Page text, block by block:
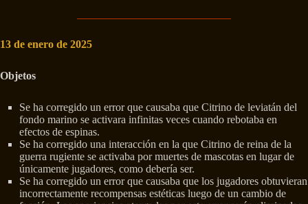
13 de enero de 2025
Objetos
Se ha corregido un error que causaba que Citrino de leviatán del
fondo marino se activara infinitas veces cuando rebotaba en
efectos de espinas.
Se ha corregido una interacción en la que Citrino de reina de la
guerra rugiente se activaba por muertes de mascotas en lugar de
únicamente jugadores, como debería ser.
Se ha corregido un error que causaba que los jugadores obtuvieran
incorrectamente recompensas estéticas luego de un cambio de